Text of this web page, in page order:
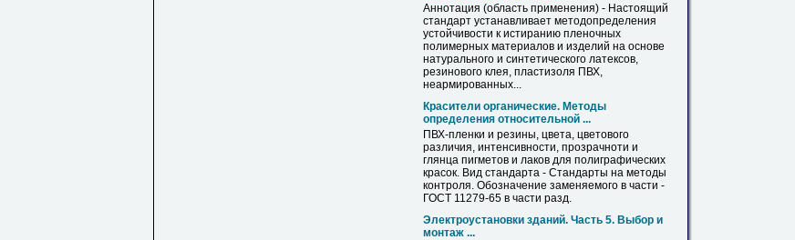
Аннотация (область применения) - Настоящий
стандарт устанавливает методопределения
устойчивости к истиранию пленочных
полимерных материалов и изделий на основе
натурального и синтетического латексов,
резинового клея, пластизоля ПВХ,
неармированных...
Красители органические. Методы
определения относительной ...
ПВХ-пленки и резины, цвета, цветового
различия, интенсивности, прозрачноти и
глянца пигметов и лаков для полиграфических
красок. Вид стандарта - Стандарты на методы
контроля. Обозначение заменяемого в части -
ГОСТ 11279-65 в части разд.
Электроустановки зданий. Часть 5. Выбор и
монтаж ...